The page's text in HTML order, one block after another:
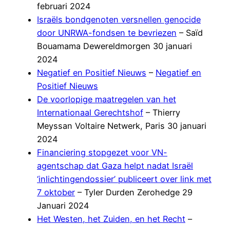
februari 2024
Israëls bondgenoten versnellen genocide
door UNRWA-fondsen te bevriezen – Saïd
Bouamama Dewereldmorgen 30 januari
2024
Negatief en Positief Nieuws – Negatief en
Positief Nieuws
De voorlopige maatregelen van het
Internationaal Gerechtshof – Thierry
Meyssan Voltaire Netwerk, Paris 30 januari
2024
Financiering stopgezet voor VN-
agentschap dat Gaza helpt nadat Israël
‘inlichtingendossier’ publiceert over link met
7 oktober – Tyler Durden Zerohedge 29
Januari 2024
Het Westen, het Zuiden, en het Recht –